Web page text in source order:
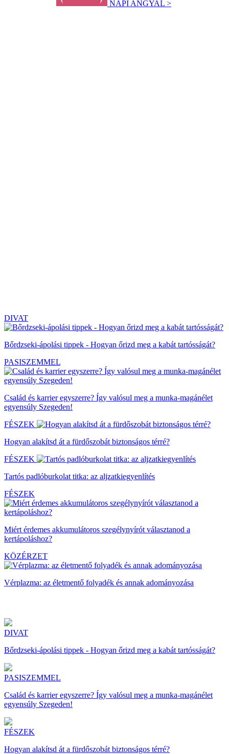
NAPI ANGYAL >
DIVAT
Bőrdzseki-ápolási tippek - Hogyan őrizd meg a kabát tartósságát?
PASISZEMMEL
Család és karrier egyszerre? Így valósul meg a munka-magánélet
egyensúly Szegeden!
FÉSZEK
Hogyan alakítsd át a fürdőszobát biztonságos térré?
FÉSZEK
Tartós padlóburkolat titka: az aljzatkiegyenlítés
FÉSZEK
Miért érdemes akkumulátoros szegélynyírót választanod a
kertápoláshoz?
KÖZÉRZET
Vérplazma: az életmentő folyadék és annak adományozása
DIVAT
Bőrdzseki-ápolási tippek - Hogyan őrizd meg a kabát tartósságát?
PASISZEMMEL
Család és karrier egyszerre? Így valósul meg a munka-magánélet
egyensúly Szegeden!
FÉSZEK
Hogyan alakítsd át a fürdőszobát biztonságos térré?